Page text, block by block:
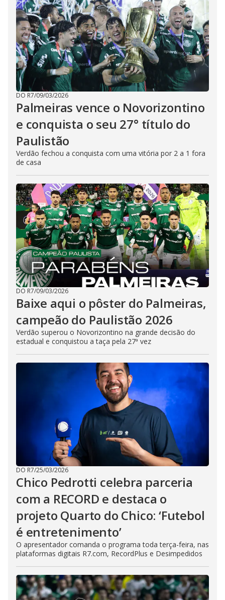
DO R7/09/03/2026
Palmeiras vence o Novorizontino
e conquista o seu 27° título do
Paulistão
Verdão fechou a conquista com uma vitória por 2 a 1 fora
de casa
DO R7/09/03/2026
Baixe aqui o pôster do Palmeiras,
campeão do Paulistão 2026
Verdão superou o Novorizontino na grande decisão do
estadual e conquistou a taça pela 27ª vez
DO R7/25/03/2026
Chico Pedrotti celebra parceria
com a RECORD e destaca o
projeto Quarto do Chico: ‘Futebol
é entretenimento’
O apresentador comanda o programa toda terça-feira, nas
plataformas digitais R7.com, RecordPlus e Desimpedidos